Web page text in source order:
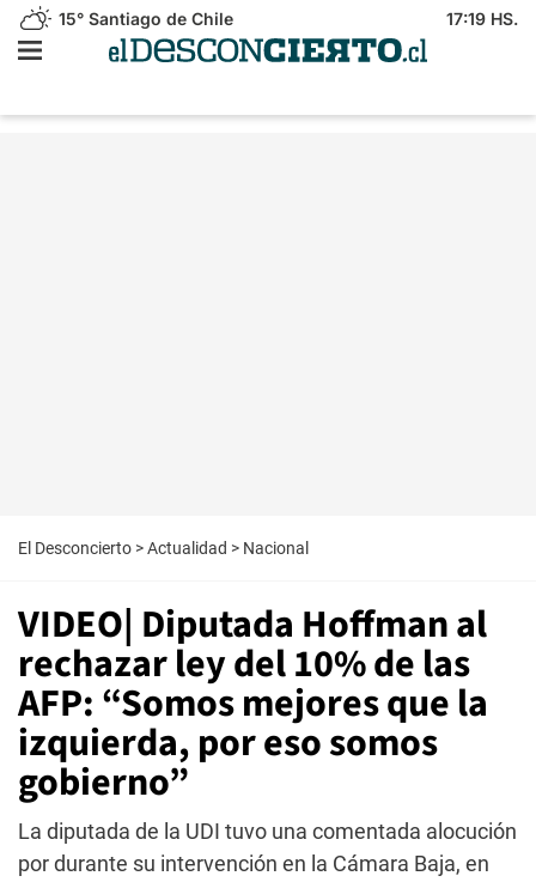
15° Santiago de Chile 17:19 HS.
El Desconcierto >Actualidad > Nacional
VIDEO| Diputada Hoffman al
rechazar ley del 10% de las
AFP: “Somos mejores que la
izquierda, por eso somos
gobierno”
La diputada de la UDI tuvo una comentada alocución
por durante su intervención en la Cámara Baja, en